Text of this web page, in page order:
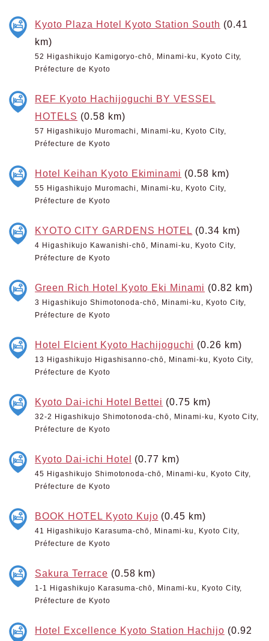
Kyoto Plaza Hotel Kyoto Station South (0.41
km)
52 Higashikujo Kamigoryo-chō, Minami-ku, Kyoto City,
Préfecture de Kyoto
REF Kyoto Hachijoguchi BY VESSEL
HOTELS (0.58 km)
57 Higashikujo Muromachi, Minami-ku, Kyoto City,
Préfecture de Kyoto
Hotel Keihan Kyoto Ekiminami (0.58 km)
55 Higashikujo Muromachi, Minami-ku, Kyoto City,
Préfecture de Kyoto
KYOTO CITY GARDENS HOTEL (0.34 km)
4 Higashikujo Kawanishi-chō, Minami-ku, Kyoto City,
Préfecture de Kyoto
Green Rich Hotel Kyoto Eki Minami (0.82 km)
3 Higashikujo Shimotonoda-chō, Minami-ku, Kyoto City,
Préfecture de Kyoto
Hotel Elcient Kyoto Hachijoguchi (0.26 km)
13 Higashikujo Higashisanno-chō, Minami-ku, Kyoto City,
Préfecture de Kyoto
Kyoto Dai-ichi Hotel Bettei (0.75 km)
32-2 Higashikujo Shimotonoda-chō, Minami-ku, Kyoto City,
Préfecture de Kyoto
Kyoto Dai-ichi Hotel (0.77 km)
45 Higashikujo Shimotonoda-chō, Minami-ku, Kyoto City,
Préfecture de Kyoto
BOOK HOTEL Kyoto Kujo (0.45 km)
41 Higashikujo Karasuma-chō, Minami-ku, Kyoto City,
Préfecture de Kyoto
Sakura Terrace (0.58 km)
1-1 Higashikujo Karasuma-chō, Minami-ku, Kyoto City,
Préfecture de Kyoto
Hotel Excellence Kyoto Station Hachijo (0.92